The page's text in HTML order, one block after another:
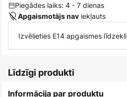
Piegādes laiks: 4 - 7 dienas
Apgaismotājs nav iekļauts
Izvēlieties E14 apgaismes līdzekli
Līdzīgi produkti
Informācija par produktu